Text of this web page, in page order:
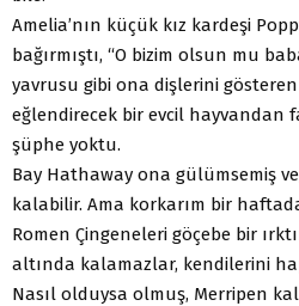
Amelia’nın küçük kız kardeşi
bağırmıştı, “O bizim olsun mu
yavrusu gibi ona dişlerini
eğlendirecek bir evcil hayvandan
şüphe yoktu.
Bay Hathaway ona gülümsemiş
kalabilir. Ama korkarım bir
Romen Çingeneleri göçebe bir
altında kalamazlar, kendilerini
Nasıl olduysa olmuş, Merripen